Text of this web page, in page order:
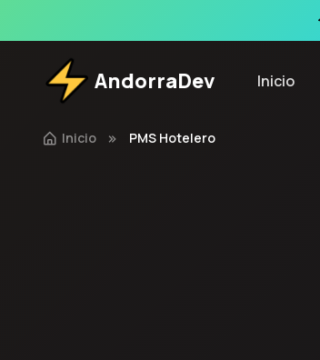
AndorraDev Inicio
Inicio PMS Hotelero